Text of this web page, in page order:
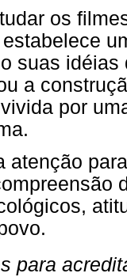
os
suas
a
por
atenção
para